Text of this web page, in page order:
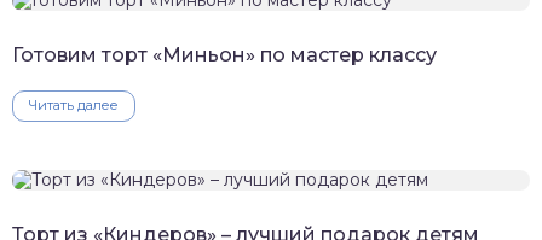
Готовим торт «Миньон» по мастер классу
Читать далее
Торт из «Киндеров» – лучший подарок детям